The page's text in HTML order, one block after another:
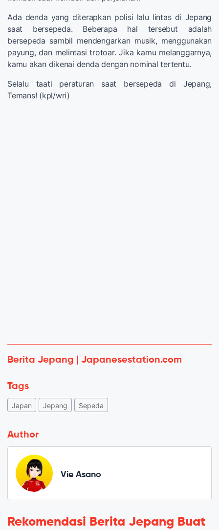
Ada denda yang diterapkan polisi lalu lintas di Jepang
saat bersepeda. Beberapa hal tersebut adalah
bersepeda sambil mendengarkan musik, menggunakan
payung, dan melintasi trotoar. Jika kamu melanggarnya,
kamu akan dikenai denda dengan nominal tertentu.
Selalu taati peraturan saat bersepeda di Jepang,
Temans! (kpl/wri)
Berita Jepang | Japanesestation.com
Tags
Japan Jepang Sepeda
Author
Vie Asano
Rekomendasi Berita Jepang Buat